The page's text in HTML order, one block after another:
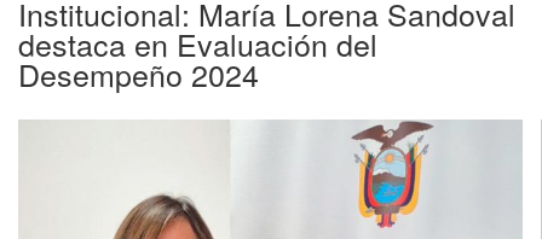
Institucional: María Lorena Sandoval
destaca en Evaluación del
Desempeño 2024